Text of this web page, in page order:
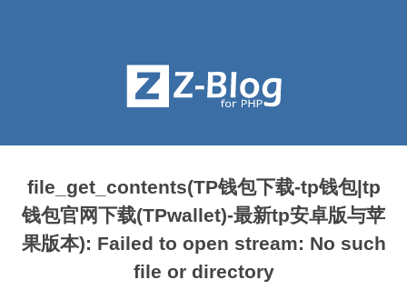
file_get_contents(TP钱包下载-tp钱包|tp
钱包官网下载(TPwallet)-最新tp安卓版与苹
果版本): Failed to open stream: No such
file or directory